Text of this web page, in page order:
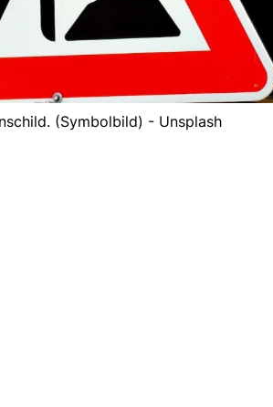
(Symbolbild) - Unsplash